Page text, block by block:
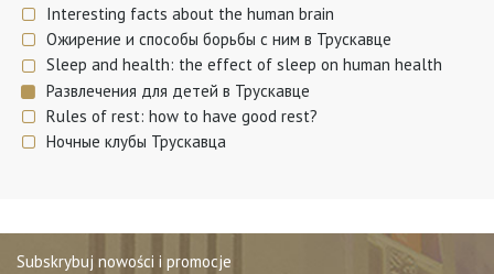
Interesting facts about the human brain
Ожирение и способы борьбы с ним в Трускавце
Sleep and health: the effect of sleep on human health
Развлечения для детей в Трускавце
Rules of rest: how to have good rest?
Ночные клубы Трускавца
Subskrybuj nowości i promocje